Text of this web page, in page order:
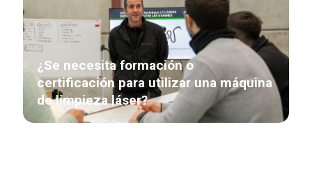
¿Se necesita formación o
certificación para utilizar una máquina
de limpieza láser?